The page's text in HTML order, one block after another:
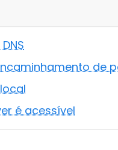
de
é acessível